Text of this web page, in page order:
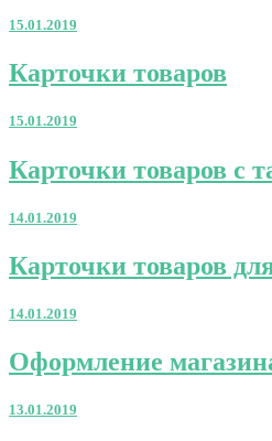
ВКонтакте
15.01.2019
Карточки
товаров
Карточки товаров
15.01.2019
Карточки
товаров
тарифами
Карточки товаров с
14.01.2019
Карточки
товаров
онлайн-
Карточки товаров
14.01.2019
Оформление
магазина
одежды
Оформление
13.01.2019